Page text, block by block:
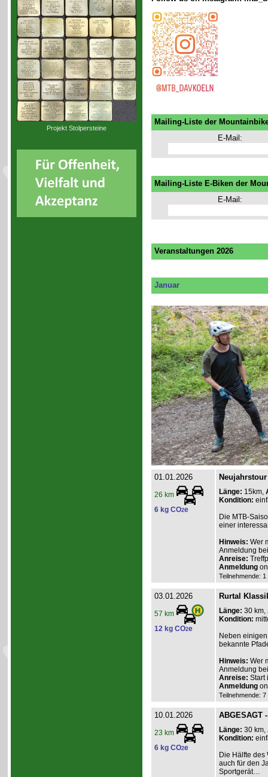
Projekt Stolpersteine
Mailing-Liste der
E-Mail:
Mailing-Liste E-Biken der
E-Mail:
Veranstaltungen 2026
Januar
01.01.2026
26 km
6 kg CO2e
Länge: 15km,
Kondition:
Die MTB-
einer
Hinweis: Wer
Anmeldung
Anreise:
Anmeldung
Teilnehmende:
03.01.2026
57 km
12 kg CO2e
Rurtal
Länge: 30 km,
Kondition:
Neben
bekannte
Hinweis: Wer
Anmeldung
Anreise: Start
Anmeldung
Teilnehmende:
10.01.2026
23 km
6 kg CO2e
ABGESAGT
Länge: 30 km,
Kondition:
Die Hälfte des
auch für den
Sportgerät…